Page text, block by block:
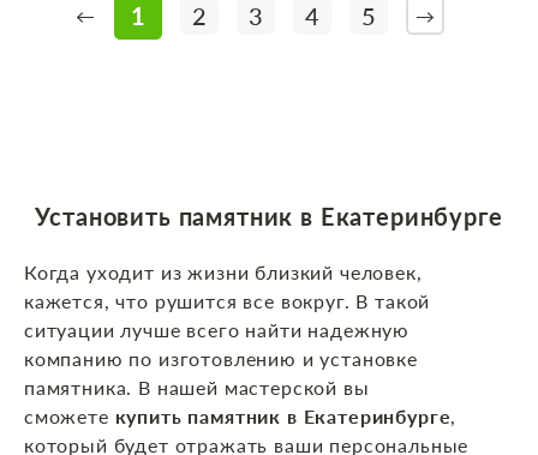
← 1 2 3 4 5 →
Установить памятник в Екатеринбурге
Когда уходит из жизни близкий человек,
кажется, что рушится все вокруг. В такой
ситуации лучше всего найти надежную
компанию по изготовлению и установке
памятника. В нашей мастерской вы
сможете купить памятник в Екатеринбурге,
который будет отражать ваши персональные